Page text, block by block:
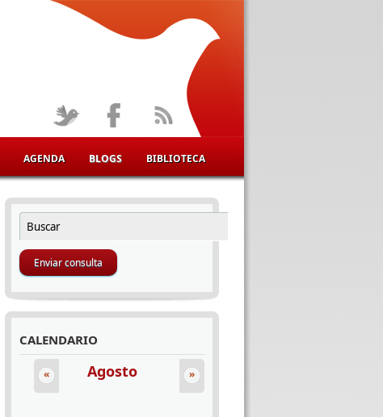
AGENDA BLOGS BIBLIOTECA
FORMULARIO DE BÚSQUEDA
Buscar
CALENDARIO
Agosto
« »